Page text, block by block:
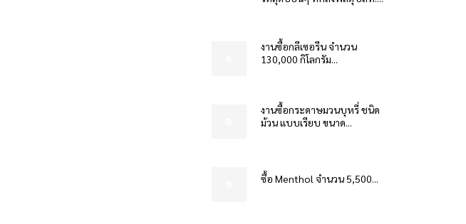
งานซื้อกลีเซอรีน จำนวน
130,000 กิโลกรัม...
งานซื้อกระดาษมวนบุหรี่ ชนิด
ม้วน แบบเรียบ ขนาด...
ซื้อ Menthol จำนวน 5,500...